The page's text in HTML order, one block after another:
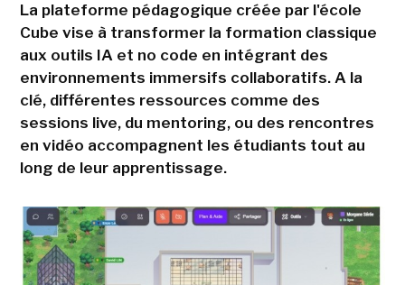
La plateforme pédagogique créée par l'école
Cube vise à transformer la formation classique
aux outils IA et no code en intégrant des
environnements immersifs collaboratifs. A la
clé, différentes ressources comme des
sessions live, du mentoring, ou des rencontres
en vidéo accompagnent les étudiants tout au
long de leur apprentissage.